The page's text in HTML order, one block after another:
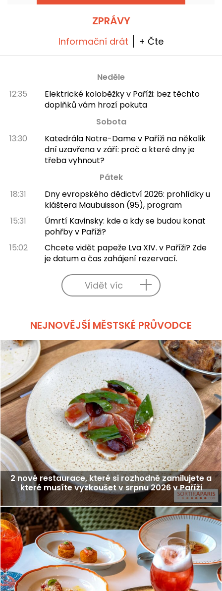
ZPRÁVY
Informační drát + Čte
Neděle
12:35
Elektrické koloběžky v Paříži: bez těchto
doplňků vám hrozí pokuta
Sobota
13:30
Katedrála Notre-Dame v Paříži na několik
dní uzavřena v září: proč a které dny je
třeba vyhnout?
Pátek
18:31
Dny evropského dědictví 2026: prohlídky u
kláštera Maubuisson (95), program
15:31
Úmrtí Kavinsky: kde a kdy se budou konat
pohřby v Paříži?
15:02
Chcete vidět papeže Lva XIV. v Paříži? Zde
je datum a čas zahájení rezervací.
Vidět víc
NEJNOVĚJŠÍ MĚSTSKÉ PRŮVODCE
2 nové restaurace, které si rozhodně zamilujete a
které musíte vyzkoušet v srpnu 2026 v Paříži